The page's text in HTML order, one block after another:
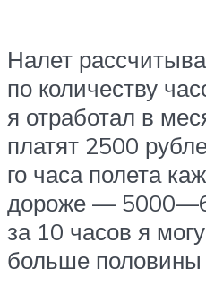
Налет
по количеству
я отработал в
платят 2500
го часа полета
дороже —
за 10 часов я
больше половины